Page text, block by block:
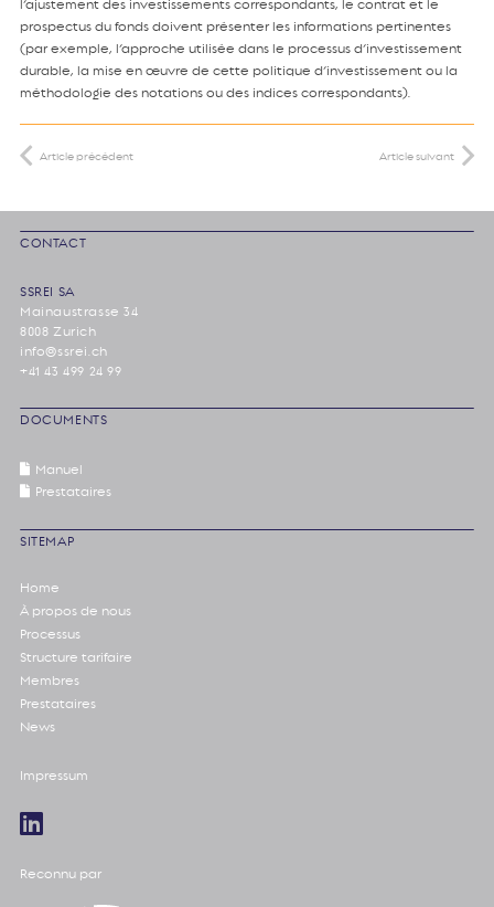
l’ajustement des investissements correspondants, le contrat et le
prospectus du fonds doivent présenter les informations pertinentes
(par exemple, l’approche utilisée dans le processus d’investissement
durable, la mise en œuvre de cette politique d’investissement ou la
méthodologie des notations ou des indices correspondants).
Article précédent Article suivant
CONTACT
SSREI SA
Mainaustrasse 34
8008 Zurich
info@ssrei.ch
+41 43 499 24 99
DOCUMENTS
Manuel
Prestataires
SITEMAP
Home
À propos de nous
Processus
Structure tarifaire
Membres
Prestataires
News
Impressum
Reconnu par